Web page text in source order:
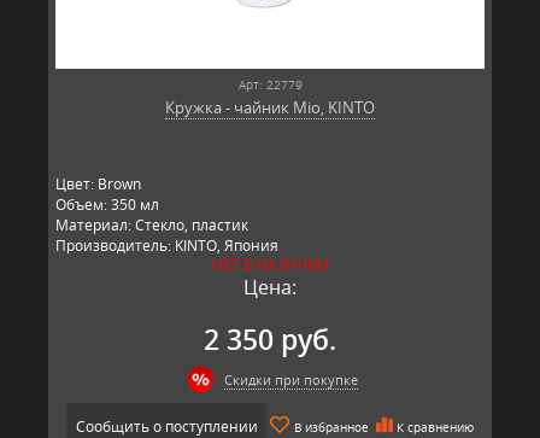
Арт: 22779
Кружка - чайник Mio, KINTO
Цвет: Brown
Объем: 350 мл
Материал: Стекло, пластик
Производитель: KINTO, Япония
НЕТ В НАЛИЧИИ
Цена:
2 350 руб.
Скидки при покупке
Сообщить о поступлении В избранное К сравнению